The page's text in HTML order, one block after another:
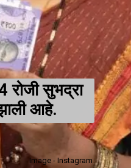
सुभद्रा
आहे.
Image - Instagram